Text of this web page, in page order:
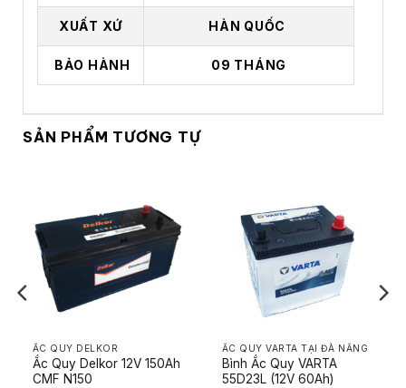
XUẤT XỨ HÀN QUỐC
BẢO HÀNH 09 THÁNG
SẢN PHẨM TƯƠNG TỰ
ẮC QUY DELKOR
Ắc Quy Delkor 12V 150Ah
CMF N150
ẮC QUY VARTA TẠI ĐÀ NẴNG
Bình Ắc Quy VARTA
55D23L (12V 60Ah)